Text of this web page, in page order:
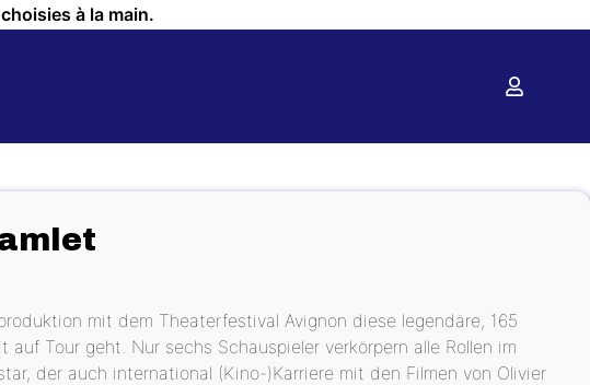
à la main.
mit dem Theaterfestival Avignon diese legendäre, 165
Tour geht. Nur sechs Schauspieler verkörpern alle Rollen im
der auch international (Kino-)Karriere mit den Filmen von Olivier